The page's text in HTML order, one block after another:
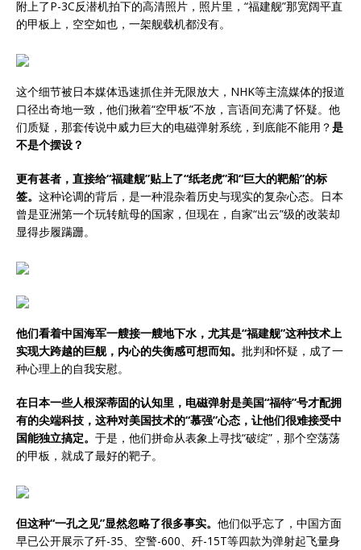
附上了P-3C反潜机拍下的高清照片，照片里，“福建舰”那宽阔平直
的甲板上，空空如也，一架舰载机都没有。
这个细节被日本媒体迅速抓住并无限放大，NHK等主流媒体的报道
口径出奇地一致，他们揪着“空甲板”不放，言语间充满了怀疑。他
们质疑，那套传说中威力巨大的电磁弹射系统，到底能不能用？是
不是个摆设？
更有甚者，直接给“福建舰”贴上了“纸老虎”和“巨大的靶船”的标
签。 这种论调的背后，是一种混杂着历史与现实的复杂心态。日本
曾是亚洲第一个玩转航母的国家，但现在，自家“出云”级的改装却
显得步履蹒跚。
他们看着中国海军一艘接一艘地下水，尤其是“福建舰”这种技术上
实现大跨越的巨舰，内心的失衡感可想而知。 批判和怀疑，成了一
种心理上的自我安慰。
在日本一些人根深蒂固的认知里，电磁弹射是美国“福特”号才配拥
有的尖端科技，这种对美国技术的“慕强”心态，让他们很难接受中
国能独立搞定。 于是，他们拼命从表象上寻找“破绽”，那个空荡荡
的甲板，就成了最好的靶子。
但这种“一孔之见”显然忽略了很多事实。 他们似乎忘了，中国方面
早已公开展示了歼-35、空警-600、歼-15T等四款为弹射起飞量身